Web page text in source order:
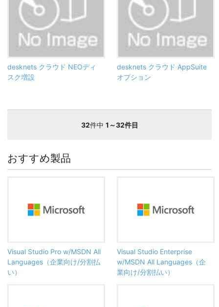
desknets クラウド NEOディ
スク増設
desknets クラウド AppSuite
オプション
32件中 1～32件目
おすすめ製品
Visual Studio Pro w/MSDN All
Languages（企業向け/分割払
い）
Visual Studio Enterprise
w/MSDN All Languages（企
業向け/分割払い）